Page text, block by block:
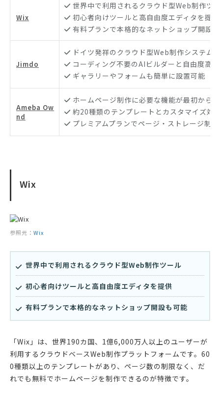
Wix
世界中で利用されるクラウド型Web制作ツ
初心者向けツールと高自由度エディタを提供
有料プランで本格的なネットショップ開設
Jimdo
ドイツ発祥のクラウド型Web制作システム
コーディング不要のAIビルダーと自由度高
ギャラリーやフォームも簡単に設置可能
Ameba Ow
nd
ホームページ制作に必要な機能が最初から
約20種類のテンプレートとカスタマイズ対
プレミアムプランでページ・ストレージ制
Wix
参照元： Wix
世界中で利用されるクラウド型Web制作ツール
初心者向けツールと高自由度エディタを提供
有料プランで本格的なネットショップ開設も可能
「Wix」は、世界190カ国、1億6,000万人以上のユーザーが
利用するクラウドベースWeb制作プラットフォームです。60
0種類以上のテンプレートがあり、ページ数の制限なく、だ
れでも無料でホームページを制作できるのが特徴です。